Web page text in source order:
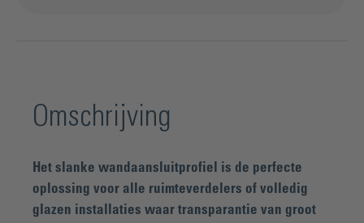
Omschrijving
Het slanke wandaansluitprofiel is de perfecte
oplossing voor alle ruimteverdelers of volledig
glazen installaties waar transparantie van groot